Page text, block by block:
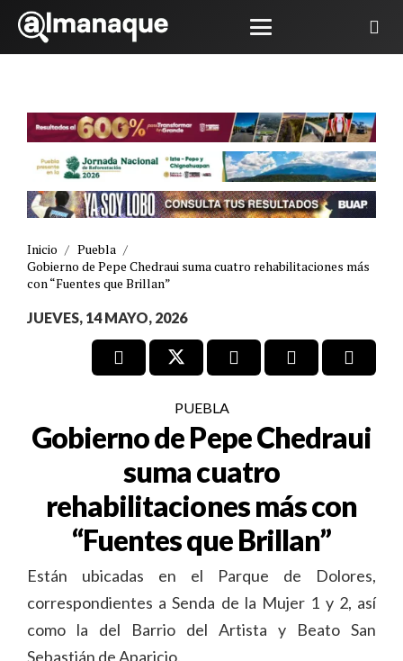
Inicio / Puebla /
Gobierno de Pepe Chedraui suma cuatro rehabilitaciones más
con “Fuentes que Brillan”
JUEVES, 14 MAYO, 2026
PUEBLA
Gobierno de Pepe Chedraui
suma cuatro
rehabilitaciones más con
“Fuentes que Brillan”
Están ubicadas en el Parque de Dolores,
correspondientes a Senda de la Mujer 1 y 2, así
como la del Barrio del Artista y Beato San
Sebastián de Aparicio.